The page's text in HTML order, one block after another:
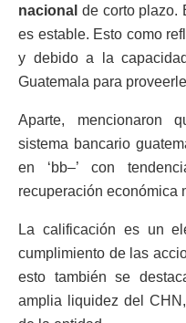
nacional de corto plazo.
es estable. Esto como
y debido a la
Guatemala para
Aparte, mencionaron
sistema bancario
en ‘bb–’ con
recuperación económica
La calificación es un
cumplimiento de las
esto también se
amplia liquidez del